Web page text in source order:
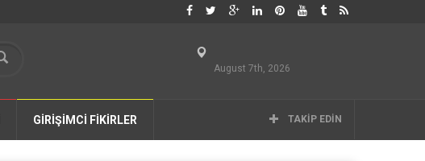
August 7th, 2026
GİRİŞİMCİ FİKİRLER TAKIP EDIN